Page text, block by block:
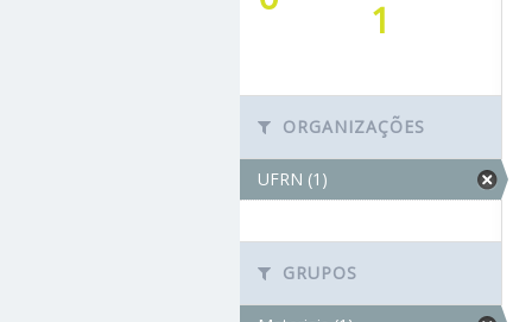
1
ORGANIZAÇÕES
UFRN (1)
GRUPOS